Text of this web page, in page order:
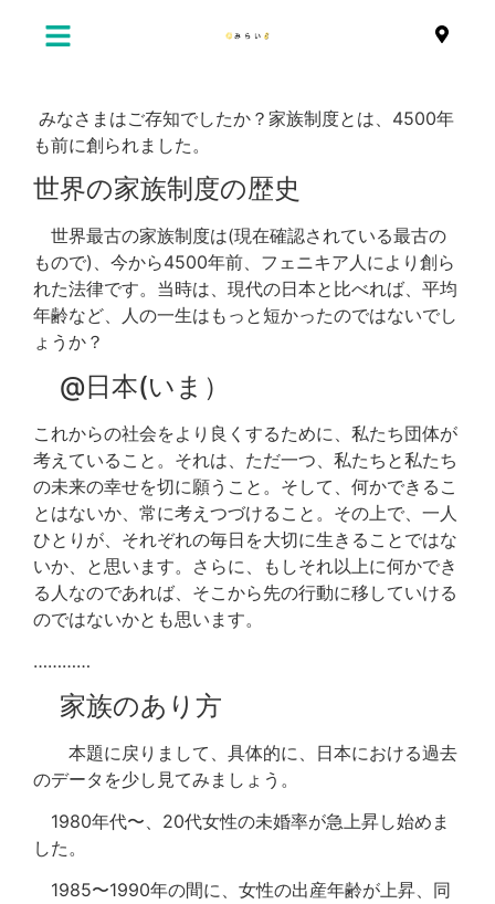
みなさまはご存知でしたか？家族制度とは、4500年
も前に創られました。
世界の家族制度の歴史
世界最古の家族制度は(現在確認されている最古の
もので)、今から4500年前、フェニキア人により創ら
れた法律です。当時は、現代の日本と比べれば、平均
年齢など、人の一生はもっと短かったのではないでし
ょうか？
@日本(いま）
これからの社会をより良くするために、私たち団体が
考えていること。それは、ただ一つ、私たちと私たち
の未来の幸せを切に願うこと。そして、何かできるこ
とはないか、常に考えつづけること。その上で、一人
ひとりが、それぞれの毎日を大切に生きることではな
いか、と思います。さらに、もしそれ以上に何かでき
る人なのであれば、そこから先の行動に移していける
のではないかとも思います。
…………
家族のあり方
本題に戻りまして、具体的に、日本における過去
のデータを少し見てみましょう。
1980年代〜、20代女性の未婚率が急上昇し始めま
した。
1985〜1990年の間に、女性の出産年齢が上昇、同